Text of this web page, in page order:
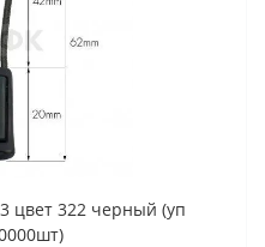
цвет 322 черный (уп